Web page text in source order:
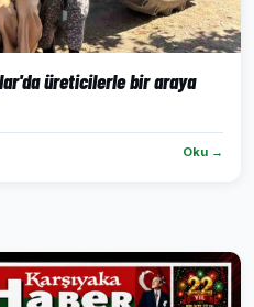
üreticilerle bir araya
Oku →